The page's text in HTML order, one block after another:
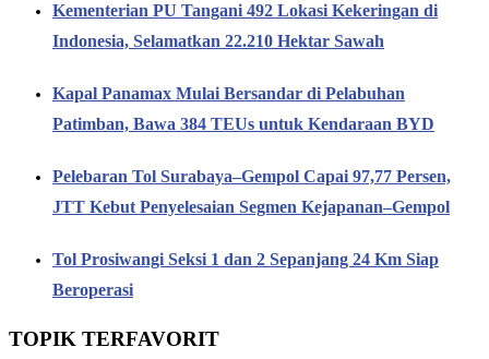
Kementerian PU Tangani 492 Lokasi Kekeringan di
Indonesia, Selamatkan 22.210 Hektar Sawah
Kapal Panamax Mulai Bersandar di Pelabuhan
Patimban, Bawa 384 TEUs untuk Kendaraan BYD
Pelebaran Tol Surabaya–Gempol Capai 97,77 Persen,
JTT Kebut Penyelesaian Segmen Kejapanan–Gempol
Tol Prosiwangi Seksi 1 dan 2 Sepanjang 24 Km Siap
Beroperasi
TOPIK TERFAVORIT